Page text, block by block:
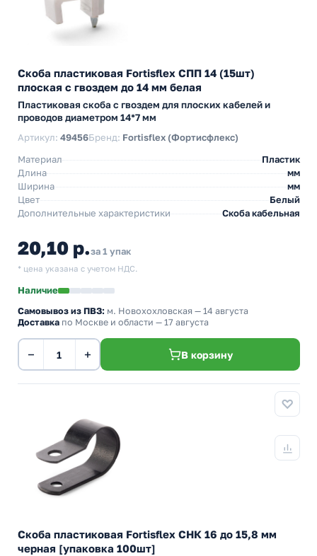
Скоба пластиковая Fortisflex СПП 14 (15шт)
плоская с гвоздем до 14 мм белая
Пластиковая скоба с гвоздем для плоских кабелей и
проводов диаметром 14*7 мм
Артикул: 49456Бренд: Fortisflex (Фортисфлекс)
Материал
Пластик
Длина
мм
Ширина
мм
Цвет
Белый
Дополнительные характеристики
Скоба кабельная
20,10 р.за 1 упак
* цена указана с учетом НДС.
Наличие
Самовывоз из ПВЗ: м. Новохохловская — 14 августа
Доставка по Москве и области — 17 августа
− + В корзину
Скоба пластиковая Fortisflex СНК 16 до 15,8 мм
черная [упаковка 100шт]